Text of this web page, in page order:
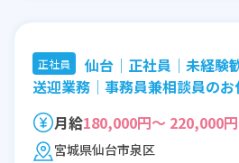
正社員
仙台│正社員│未経験
送迎業務│事務員兼相談員の
月給180,000円～ 220,000円
宮城県仙台市泉区